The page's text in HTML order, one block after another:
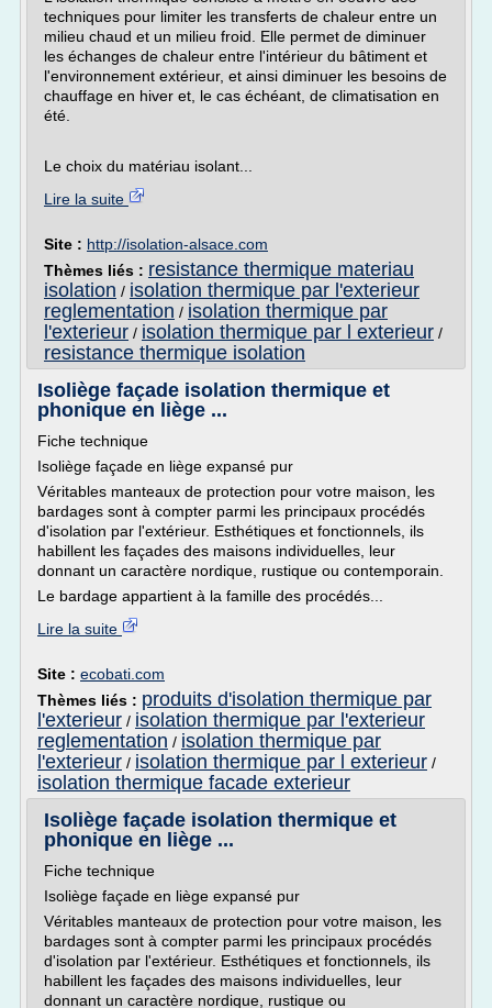
techniques pour limiter les transferts de chaleur entre un
milieu chaud et un milieu froid. Elle permet de diminuer
les échanges de chaleur entre l'intérieur du bâtiment et
l'environnement extérieur, et ainsi diminuer les besoins de
chauffage en hiver et, le cas échéant, de climatisation en
été.
Le choix du matériau isolant...
Lire la suite
Site : http://isolation-alsace.com
Thèmes liés : resistance thermique materiau
isolation / isolation thermique par l'exterieur
reglementation / isolation thermique par
l'exterieur / isolation thermique par l exterieur /
resistance thermique isolation
Isoliège façade isolation thermique et
phonique en liège ...
Fiche technique
Isoliège façade en liège expansé pur
Véritables manteaux de protection pour votre maison, les
bardages sont à compter parmi les principaux procédés
d'isolation par l'extérieur. Esthétiques et fonctionnels, ils
habillent les façades des maisons individuelles, leur
donnant un caractère nordique, rustique ou contemporain.
Le bardage appartient à la famille des procédés...
Lire la suite
Site : ecobati.com
Thèmes liés : produits d'isolation thermique par
l'exterieur / isolation thermique par l'exterieur
reglementation / isolation thermique par
l'exterieur / isolation thermique par l exterieur /
isolation thermique facade exterieur
Isoliège façade isolation thermique et
phonique en liège ...
Fiche technique
Isoliège façade en liège expansé pur
Véritables manteaux de protection pour votre maison, les
bardages sont à compter parmi les principaux procédés
d'isolation par l'extérieur. Esthétiques et fonctionnels, ils
habillent les façades des maisons individuelles, leur
donnant un caractère nordique, rustique ou